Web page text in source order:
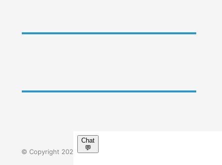
© Copyright 2023 - Minden jog fenntartva. | Körúti Orvosi